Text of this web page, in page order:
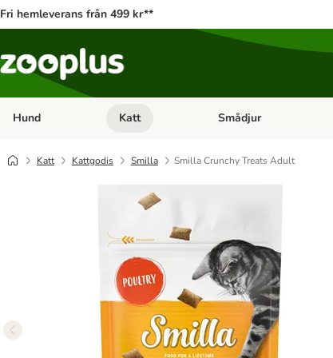
Fri hemleverans från 499 kr**
Hund Open category menu: Hund
Katt Open category menu: Katt
Smådjur
Katt Kattgodis Smilla Smilla Crunchy Treats Adult